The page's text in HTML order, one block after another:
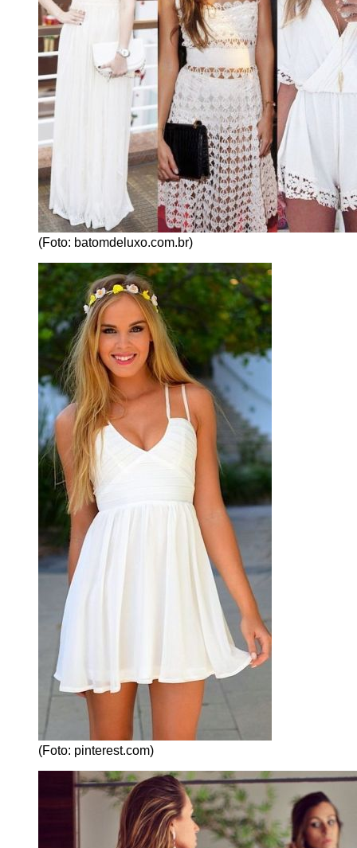
(Foto: batomdeluxo.com.br)
(Foto: pinterest.com)